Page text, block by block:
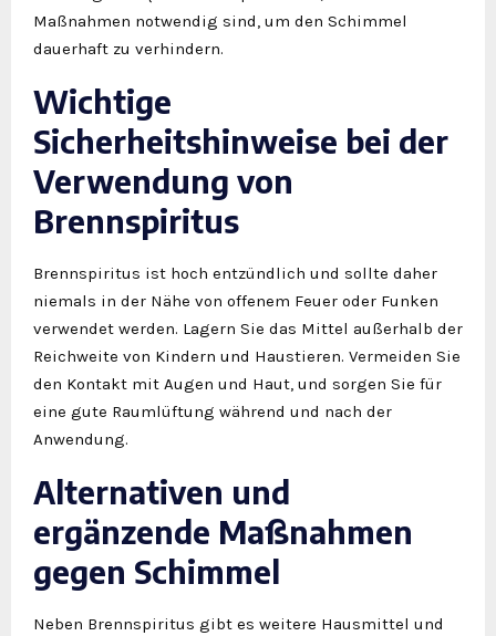
Maßnahmen notwendig sind, um den Schimmel
dauerhaft zu verhindern.
Wichtige
Sicherheitshinweise bei der
Verwendung von
Brennspiritus
Brennspiritus ist hoch entzündlich und sollte daher
niemals in der Nähe von offenem Feuer oder Funken
verwendet werden. Lagern Sie das Mittel außerhalb der
Reichweite von Kindern und Haustieren. Vermeiden Sie
den Kontakt mit Augen und Haut, und sorgen Sie für
eine gute Raumlüftung während und nach der
Anwendung.
Alternativen und
ergänzende Maßnahmen
gegen Schimmel
Neben Brennspiritus gibt es weitere Hausmittel und